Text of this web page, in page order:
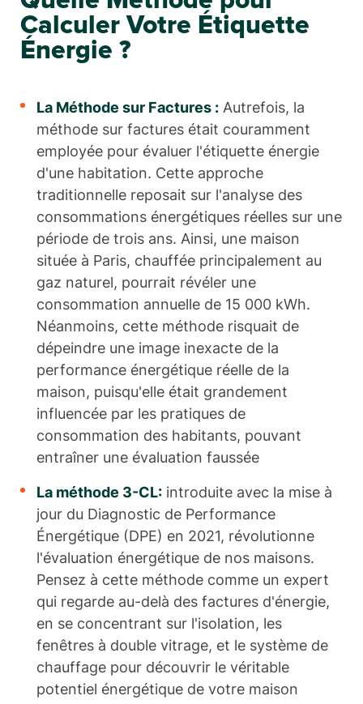
Calculer Votre Étiquette
Énergie ?
La Méthode sur Factures : Autrefois, la
méthode sur factures était couramment
employée pour évaluer l'étiquette énergie
d'une habitation. Cette approche
traditionnelle reposait sur l'analyse des
consommations énergétiques réelles sur une
période de trois ans. Ainsi, une maison
située à Paris, chauffée principalement au
gaz naturel, pourrait révéler une
consommation annuelle de 15 000 kWh.
Néanmoins, cette méthode risquait de
dépeindre une image inexacte de la
performance énergétique réelle de la
maison, puisqu'elle était grandement
influencée par les pratiques de
consommation des habitants, pouvant
entraîner une évaluation faussée
La méthode 3-CL: introduite avec la mise à
jour du Diagnostic de Performance
Énergétique (DPE) en 2021, révolutionne
l'évaluation énergétique de nos maisons.
Pensez à cette méthode comme un expert
qui regarde au-delà des factures d'énergie,
en se concentrant sur l'isolation, les
fenêtres à double vitrage, et le système de
chauffage pour découvrir le véritable
potentiel énergétique de votre maison